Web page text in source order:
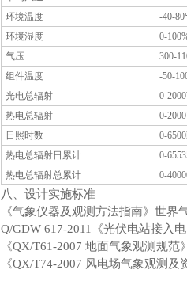
环境温度
-40-
环境湿度
0-
气压
300-
组件温度
-50-
光电总辐射
0-
热电总辐射
0-
日照时数
0-
热电总辐射日累计
0-
热电总辐射总累计
0-
八、设计实施标准
《气象仪器及观测方法指南》世
Q/GDW 617-2011《光伏电站接入
《QX/T61-2007 地面气象观测规
《QX/T74-2007 风电场气象观测及